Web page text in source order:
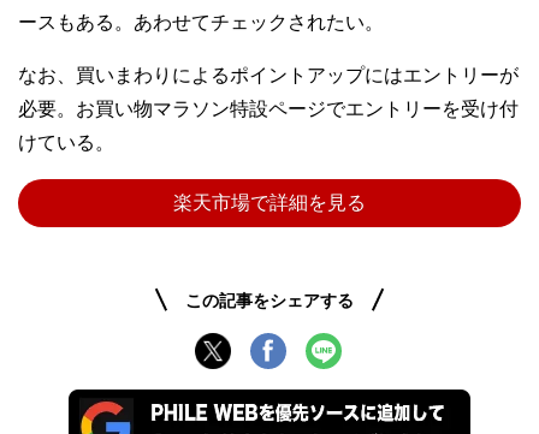
ースもある。あわせてチェックされたい。
なお、買いまわりによるポイントアップにはエントリーが
必要。お買い物マラソン特設ページでエントリーを受け付
けている。
楽天市場で詳細を見る
この記事をシェアする